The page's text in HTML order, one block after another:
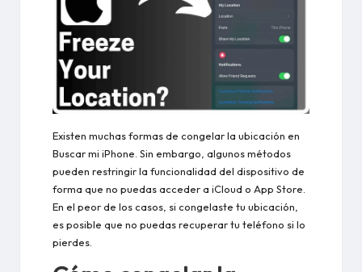
Existen muchas formas de congelar la ubicación en
Buscar mi iPhone. Sin embargo, algunos métodos
pueden restringir la funcionalidad del dispositivo de
forma que no puedas acceder a iCloud o App Store.
En el peor de los casos, si congelaste tu ubicación,
es posible que no puedas recuperar tu teléfono si lo
pierdes.